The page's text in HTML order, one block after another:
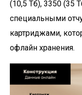
(10,5 Тб), 3350 (35
специальными
картриджами,
офлайн хранения.